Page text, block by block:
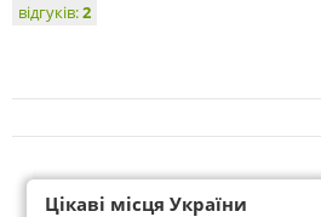
відгуків:2
Цікаві місця України